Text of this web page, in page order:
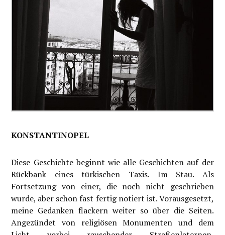
KONSTANTINOPEL
Diese Geschichte beginnt wie alle Geschichten auf der
Rückbank eines türkischen Taxis. Im Stau. Als
Fortsetzung von einer, die noch nicht geschrieben
wurde, aber schon fast fertig notiert ist. Vorausgesetzt,
meine Gedanken flackern weiter so über die Seiten.
Angezündet von religiösen Monumenten und dem